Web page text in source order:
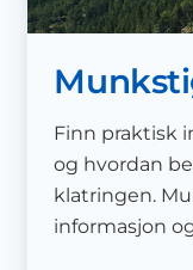
Finn praktisk
og hvordan
klatringen.
informasjon